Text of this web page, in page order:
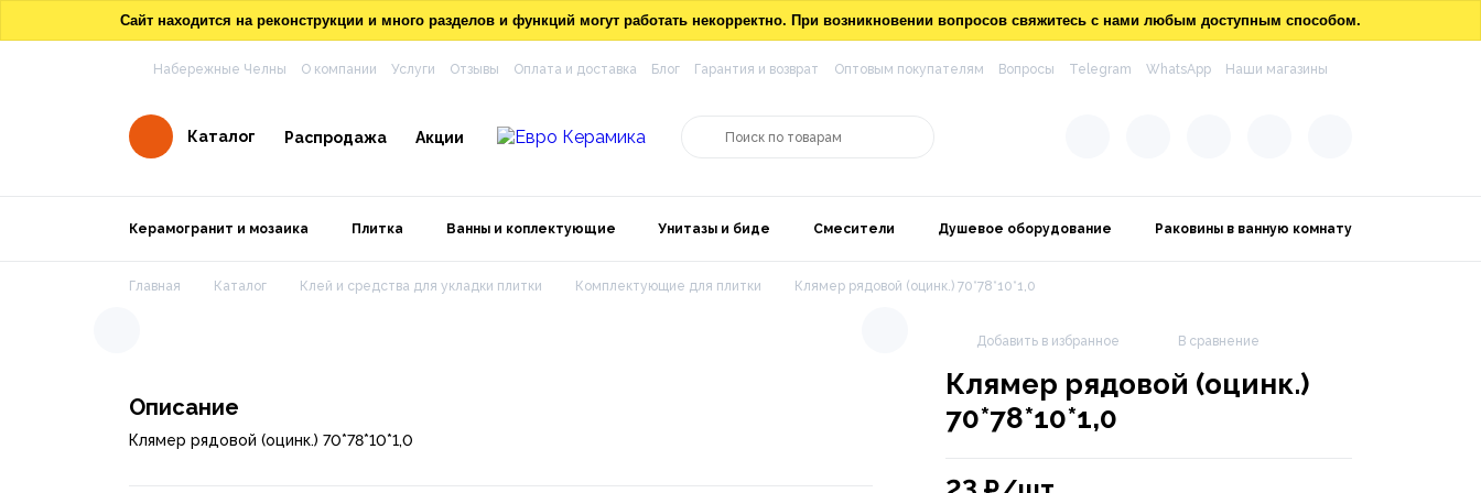
Сайт находится на реконструкции и много разделов и функций могут работать некорректно. При возникновении вопросов свяжитесь с нами любым доступным способом.
Набережные Челны О компании Услуги Отзывы Оплата и доставка Блог Гарантия и возврат Оптовым покупателям Вопросы Telegram WhatsApp Наши магазины
Каталог Распродажа Акции
Керамогранит и мозаика Плитка Ванны и коплектующие Унитазы и биде Смесители Душевое оборудование Раковины в ванную комнату
Главная Каталог Клей и средства для укладки плитки Комплектующие для плитки Клямер рядовой (оцинк.) 70*78*10*1,0
Описание
Клямер рядовой (оцинк.) 70*78*10*1,0
Добавить в избранное В сравнение
Клямер рядовой (оцинк.)
70*78*10*1,0